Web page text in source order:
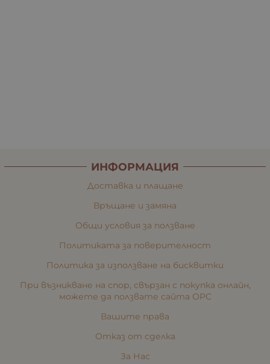
ИНФОРМАЦИЯ
Доставка и плащане
Връщане и замяна
Общи условия за ползване
Политиката за поверителност
Политика за използване на бисквитки
При възникване на спор, свързан с покупка онлайн,
можете да ползвате сайта ОРС
Вашите права
Отказ от сделка
За Нас